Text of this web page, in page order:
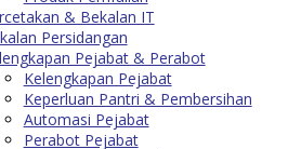
& Bekalan IT
Persidangan
Pejabat & Perabot
Kelengkapan Pejabat
Keperluan Pantri & Pembersihan
Automasi Pejabat
Perabot Pejabat